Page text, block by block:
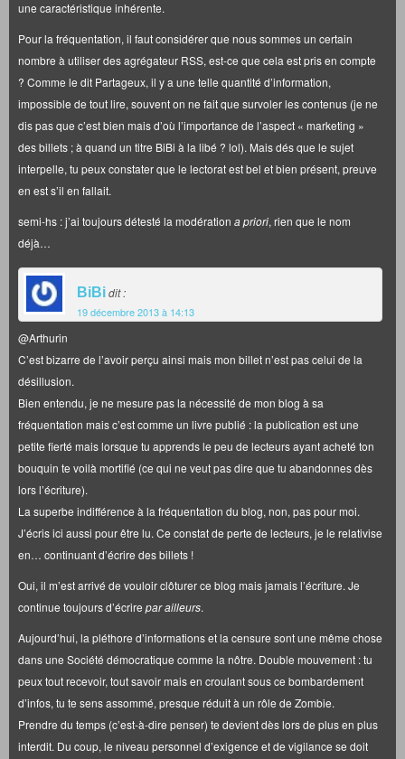
une caractéristique inhérente.
Pour la fréquentation, il faut considérer que nous sommes un certain
nombre à utiliser des agrégateur RSS, est-ce que cela est pris en compte
? Comme le dit Partageux, il y a une telle quantité d’information,
impossible de tout lire, souvent on ne fait que survoler les contenus (je ne
dis pas que c’est bien mais d’où l’importance de l’aspect « marketing »
des billets ; à quand un titre BiBi à la libé ? lol). Mais dés que le sujet
interpelle, tu peux constater que le lectorat est bel et bien présent, preuve
en est s’il en fallait.
semi-hs : j’ai toujours détesté la modération a priori, rien que le nom
déjà…
BiBidit :
19 décembre 2013 à 14:13
@Arthurin
C’est bizarre de l’avoir perçu ainsi mais mon billet n’est pas celui de la
désillusion.
Bien entendu, je ne mesure pas la nécessité de mon blog à sa
fréquentation mais c’est comme un livre publié : la publication est une
petite fierté mais lorsque tu apprends le peu de lecteurs ayant acheté ton
bouquin te voilà mortifié (ce qui ne veut pas dire que tu abandonnes dès
lors l’écriture).
La superbe indifférence à la fréquentation du blog, non, pas pour moi.
J’écris ici aussi pour être lu. Ce constat de perte de lecteurs, je le relativise
en… continuant d’écrire des billets !
Oui, il m’est arrivé de vouloir clôturer ce blog mais jamais l’écriture. Je
continue toujours d’écrire par ailleurs.
Aujourd’hui, la pléthore d’informations et la censure sont une même chose
dans une Société démocratique comme la nôtre. Double mouvement : tu
peux tout recevoir, tout savoir mais en croulant sous ce bombardement
d’infos, tu te sens assommé, presque réduit à un rôle de Zombie.
Prendre du temps (c’est-à-dire penser) te devient dès lors de plus en plus
interdit. Du coup, le niveau personnel d’exigence et de vigilance se doit